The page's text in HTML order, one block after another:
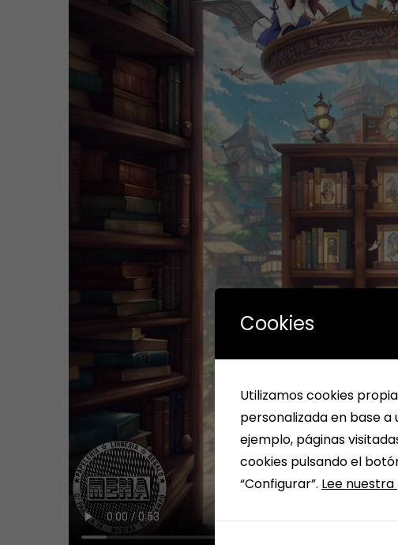
Cookies
Utilizamos cookies
personalizada en base
ejemplo, páginas
cookies pulsando el
“Configurar”. Lee